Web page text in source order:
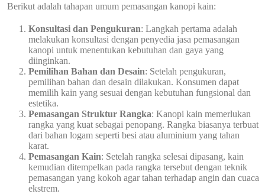
Berikut adalah tahapan umum pemasangan kanopi kain:
Konsultasi dan Pengukuran: Langkah pertama adalah
melakukan konsultasi dengan penyedia jasa pemasangan
kanopi untuk menentukan kebutuhan dan gaya yang
diinginkan.
Pemilihan Bahan dan Desain: Setelah pengukuran,
pemilihan bahan dan desain dilakukan. Konsumen dapat
memilih kain yang sesuai dengan kebutuhan fungsional dan
estetika.
Pemasangan Struktur Rangka: Kanopi kain memerlukan
rangka yang kuat sebagai penopang. Rangka biasanya terbuat
dari bahan logam seperti besi atau aluminium yang tahan
karat.
Pemasangan Kain: Setelah rangka selesai dipasang, kain
kemudian ditempelkan pada rangka tersebut dengan teknik
pemasangan yang kokoh agar tahan terhadap angin dan cuaca
ekstrem.